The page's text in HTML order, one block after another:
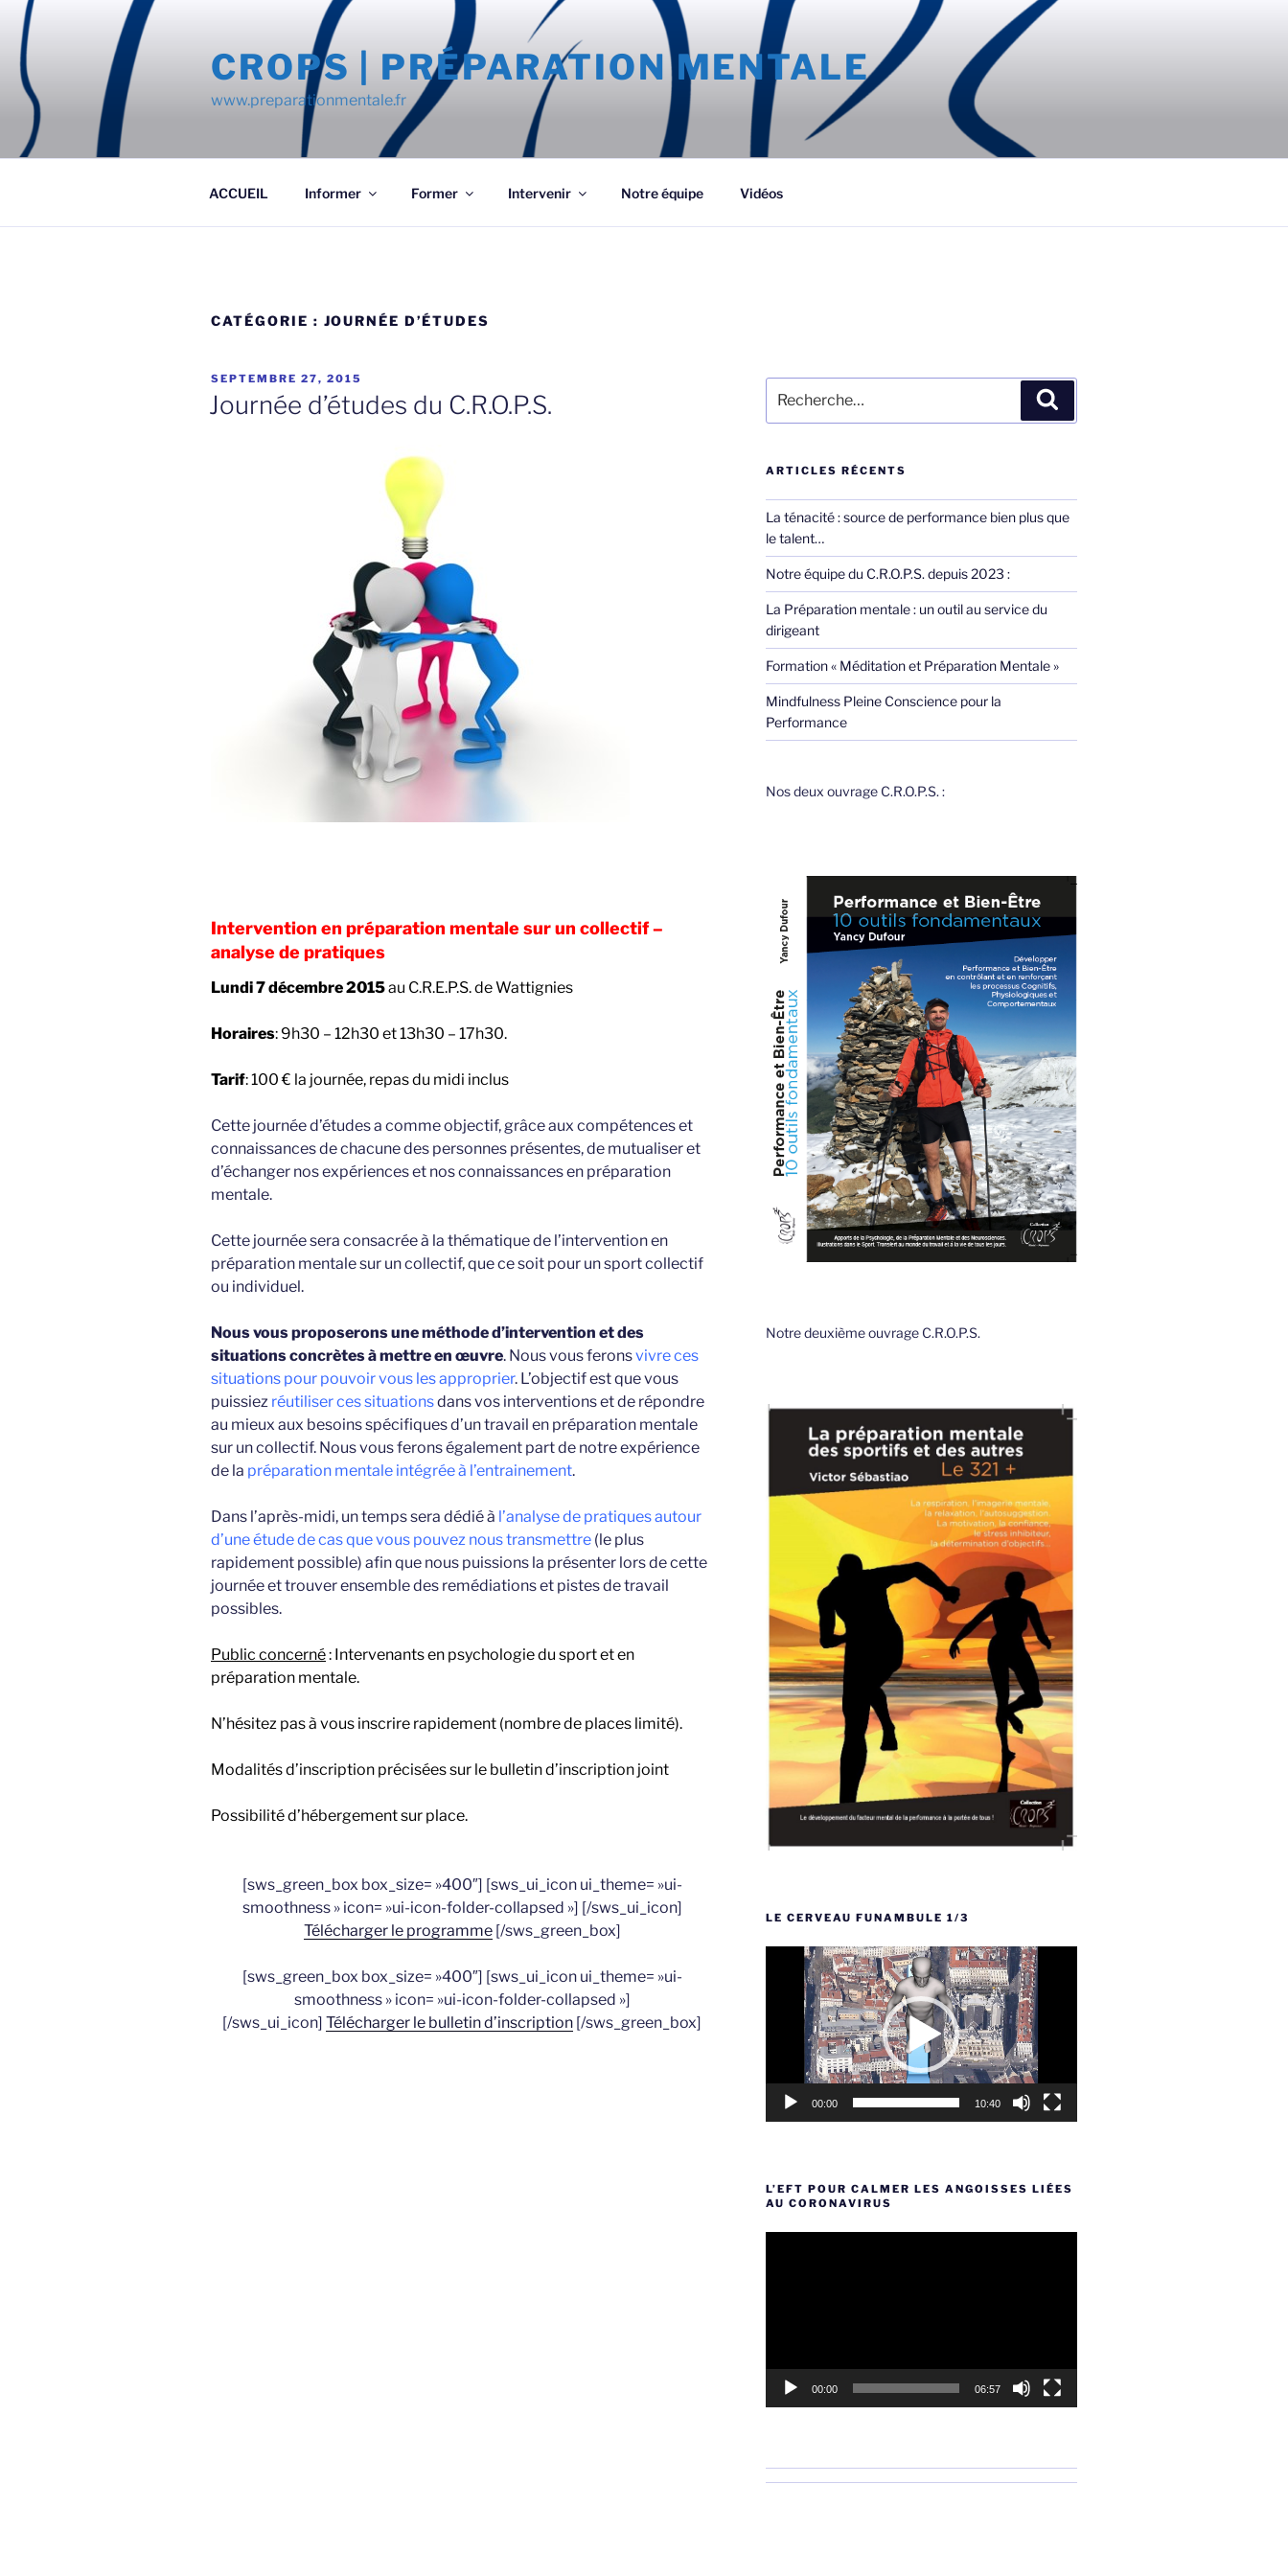
Aller
contenu
principal
CROPS | PRÉPARATION MENTALE
www.preparationmentale.fr
ACCUEIL Informer Former Intervenir Notre équipe Vidéos
CATÉGORIE : JOURNÉE D’ÉTUDES
PUBLIÉ
LE
SEPTEMBRE 27, 2015
Journée d’études du C.R.O.P.S.
Intervention en préparation mentale sur un collectif –
analyse de pratiques
Lundi 7 décembre 2015au C.R.E.P.S. de Wattignies
Horaires: 9h30 – 12h30 et 13h30 – 17h30.
Tarif: 100 € la journée, repas du midi inclus
Cette journée d’études a comme objectif, grâce aux compétences et
connaissances de chacune des personnes présentes, de mutualiser et
d’échanger nos expériences et nos connaissances en préparation
mentale.
Cette journée sera consacrée à la thématique de l’intervention en
préparation mentale sur un collectif, que ce soit pour un sport collectif
ou individuel.
Nous vous proposerons une méthode d’intervention et des
situations concrètes à mettre en œuvre. Nous vous feronsvivre ces
situations pour pouvoir vous les approprier. L’objectif est que vous
puissiez réutiliser ces situationsdans vos interventions et de répondre
au mieux aux besoins spécifiques d’un travail en préparation mentale
sur un collectif. Nous vous ferons également part de notre expérience
de la préparation mentale intégrée à l’entrainement.
Dans l’après-midi, un temps sera dédié à l’analyse de pratiques autour
d’une étude de cas que vous pouvez nous transmettre (le plus
rapidement possible) afin que nous puissions la présenter lors de cette
journée et trouver ensemble des remédiations et pistes de travail
possibles.
Public concerné: Intervenants en psychologie du sport et en
préparation mentale.
N’hésitez pas à vous inscrire rapidement (nombre de places limité).
Modalités d’inscription précisées sur le bulletin d’inscription joint
Possibilité d’hébergement sur place.
[sws_green_box box_size= »400″] [sws_ui_icon ui_theme= »ui-
smoothness » icon= »ui-icon-folder-collapsed »] [/sws_ui_icon]
Télécharger le programme[/sws_green_box]
[sws_green_box box_size= »400″] [sws_ui_icon ui_theme= »ui-
smoothness » icon= »ui-icon-folder-collapsed »]
[/sws_ui_icon]Télécharger le bulletin d’inscription [/sws_green_box]
pour
:
ARTICLES RÉCENTS
La ténacité : source de performance bien plus que
le talent…
Notre équipe du C.R.O.P.S. depuis 2023 :
La Préparation mentale : un outil au service du
dirigeant
Formation « Méditation et Préparation Mentale »
Mindfulness Pleine Conscience pour la
Performance
Nos deux ouvrage C.R.O.P.S. :
Notre deuxième ouvrage C.R.O.P.S.
LE CERVEAU FUNAMBULE 1/3
Lecteur
00:00 10:40
L’EFT POUR CALMER LES ANGOISSES LIÉES
AU CORONAVIRUS
00:00 06:57